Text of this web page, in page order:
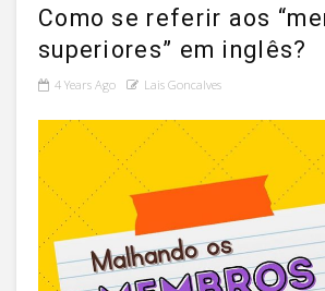
Como se referir aos
superiores” em inglês?
4 Years Ago Lais Goncalves